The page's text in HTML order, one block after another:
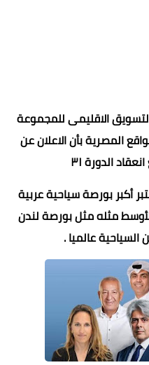
الاقليمى للمجموعة
المصرية بأن الاعلان عن
الدورة ٣١
أكبر بورصة سياحية عربية
مثله مثل بورصة لندن
السياحية عالميا .